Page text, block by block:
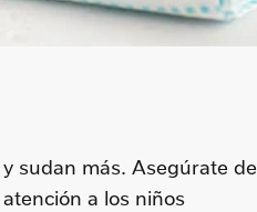
sudan más. Asegúrate de
a los niños